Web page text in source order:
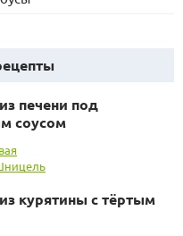
печени под
соусом
курятины с тёртым